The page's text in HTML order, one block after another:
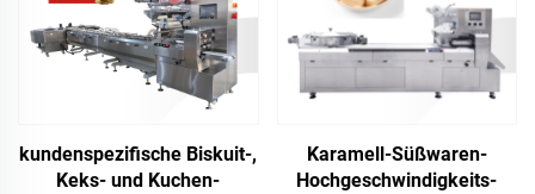
kundenspezifische Biskuit-,
Keks- und Kuchen-
Karamell-Süßwaren-
Hochgeschwindigkeits-